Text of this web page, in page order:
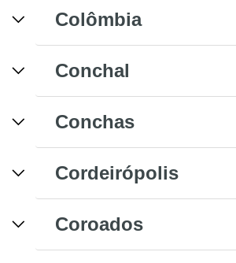
Colômbia
Conchal
Conchas
Cordeirópolis
Coroados